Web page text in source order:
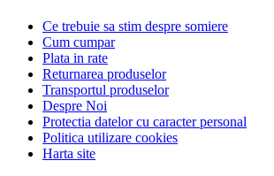
Ce trebuie sa stim despre somiere
Cum cumpar
Plata in rate
Returnarea produselor
Transportul produselor
Despre Noi
Protectia datelor cu caracter personal
Politica utilizare cookies
Harta site